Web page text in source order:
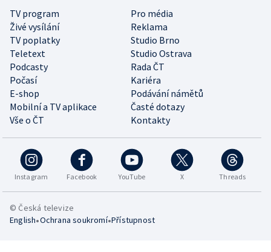
TV program
Pro média
Živé vysílání
Reklama
TV poplatky
Studio Brno
Teletext
Studio Ostrava
Podcasty
Rada ČT
Počasí
Kariéra
E-shop
Podávání námětů
Mobilní a TV aplikace
Časté dotazy
Vše o ČT
Kontakty
Instagram Facebook YouTube X Threads
© Česká televize
English•Ochrana soukromí•Přístupnost